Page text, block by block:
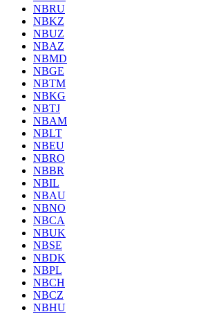
NBRU
NBKZ
NBUZ
NBAZ
NBMD
NBGE
NBTM
NBKG
NBTJ
NBAM
NBLT
NBEU
NBRO
NBBR
NBIL
NBAU
NBNO
NBCA
NBUK
NBSE
NBDK
NBPL
NBCH
NBCZ
NBHU